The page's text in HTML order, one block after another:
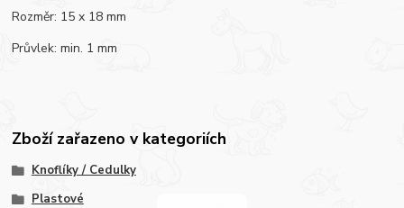
Rozměr: 15 x 18 mm
Průvlek: min. 1 mm
Zboží zařazeno v kategoriích
Knoflíky / Cedulky
Plastové